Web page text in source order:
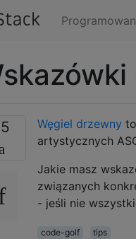
Węgiel drzewny
artystycznych
Jakie masz
związanych
- jeśli nie
code-golf tips